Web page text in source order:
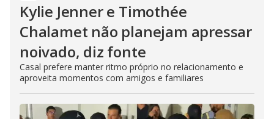
Kylie Jenner e Timothée
Chalamet não planejam apressar
noivado, diz fonte
Casal prefere manter ritmo próprio no relacionamento e
aproveita momentos com amigos e familiares